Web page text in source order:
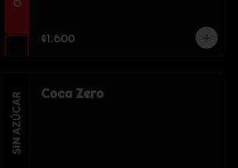
$1.600
Coca Zero